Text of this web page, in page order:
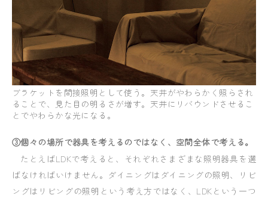
ブラケットを間接照明として使う。天井がやわらかく照らされ
ることで、見た目の明るさが増す。天井にリバウンドさせるこ
とでやわらかな光になる。
③個々の場所で器具を考えるのではなく、空間全体で考える。
たとえばLDKで考えると、それぞれさまざまな照明器具を選
ばなければいけません。ダイニングはダイニングの照明、リビ
ングはリビングの照明という考え方ではなく、LDKという一つ